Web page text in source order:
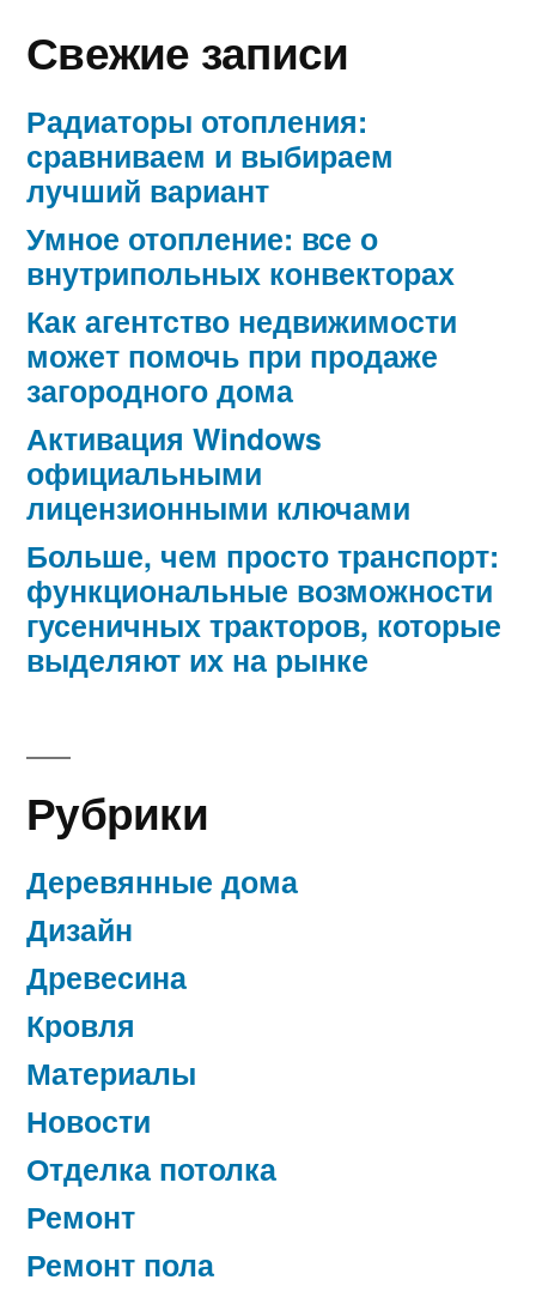
Свежие записи
Радиаторы отопления:
сравниваем и выбираем
лучший вариант
Умное отопление: все о
внутрипольных конвекторах
Как агентство недвижимости
может помочь при продаже
загородного дома
Активация Windows
официальными
лицензионными ключами
Больше, чем просто транспорт:
функциональные возможности
гусеничных тракторов, которые
выделяют их на рынке
Рубрики
Деревянные дома
Дизайн
Древесина
Кровля
Материалы
Новости
Отделка потолка
Ремонт
Ремонт пола